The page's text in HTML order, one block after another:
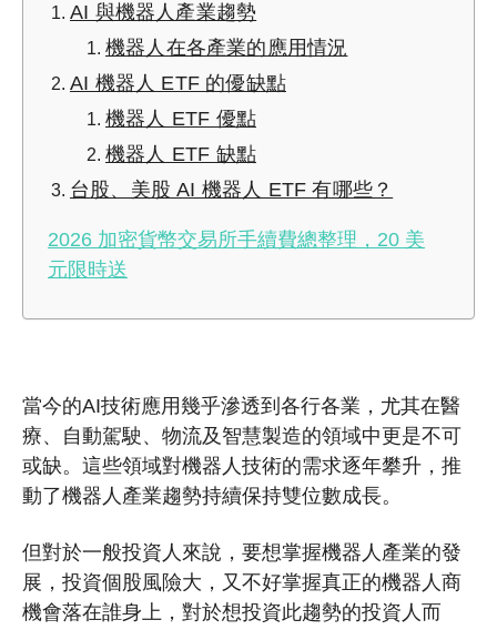
AI 與機器人產業趨勢
機器人在各產業的應用情況
AI 機器人 ETF 的優缺點
機器人 ETF 優點
機器人 ETF 缺點
台股、美股 AI 機器人 ETF 有哪些？
2026 加密貨幣交易所手續費總整理，20 美
元限時送
當今的AI技術應用幾乎滲透到各行各業，尤其在醫
療、自動駕駛、物流及智慧製造的領域中更是不可
或缺。這些領域對機器人技術的需求逐年攀升，推
動了機器人產業趨勢持續保持雙位數成長。
但對於一般投資人來說，要想掌握機器人產業的發
展，投資個股風險大，又不好掌握真正的機器人商
機會落在誰身上，對於想投資此趨勢的投資人而